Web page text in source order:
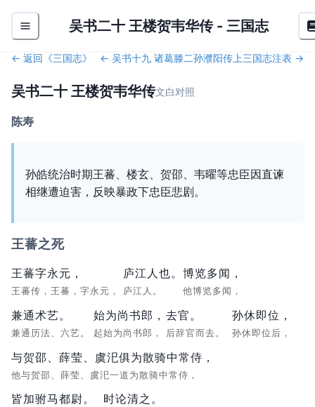
吴书二十 王楼贺韦华传- 三国志
← 返回《三国志》 ← 吴书十九 诸葛滕二孙濮阳传 上三国志注表 →
吴书二十 王楼贺韦华传文白对照
陈寿
孙皓统治时期王蕃、楼玄、贺邵、韦曜等忠臣因直谏
相继遭迫害，反映暴政下忠臣悲剧。
王蕃之死
王蕃字永元，
王蕃传，王蕃，字永元，
庐江人也。
庐江人。
博览多闻，
他博览多闻，
兼通术艺。
兼通历法、六艺。
始为尚书郎，
起始为尚书郎，
去官。
后辞官而去。
孙休即位，
孙休即位后，
与贺邵、薛莹、虞汜俱为散骑中常侍，
他与贺邵、薛莹、虞汜一道为散骑中常侍，
皆加驸马都尉。 时论清之。